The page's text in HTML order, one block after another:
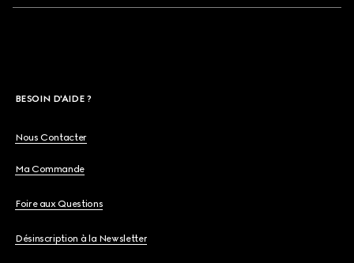
BESOIN D'AIDE ?
Nous Contacter
Ma Commande
Foire aux Questions
Désinscription à la Newsletter